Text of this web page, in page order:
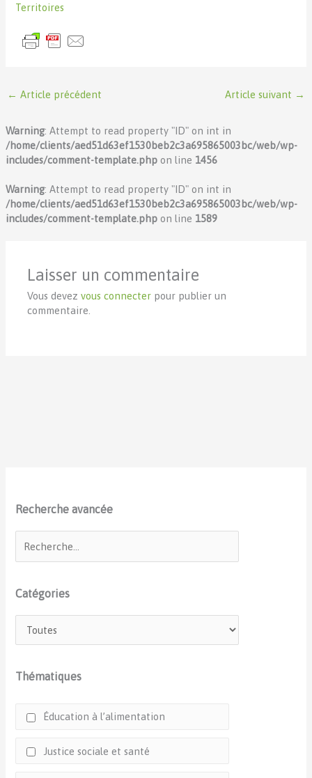
Territoires
← Article précédent Article suivant →
Warning: Attempt to read property "ID" on int in
/home/clients/aed51d63ef1530beb2c3a695865003bc/web/wp-
includes/comment-template.phpon line 1456
Warning: Attempt to read property "ID" on int in
/home/clients/aed51d63ef1530beb2c3a695865003bc/web/wp-
includes/comment-template.phpon line 1589
Laisser un commentaire
Vous devezvous connecter pour publier un
commentaire.
Recherche avancée
Catégories
Thématiques
Éducation à l’alimentation
Justice sociale et santé